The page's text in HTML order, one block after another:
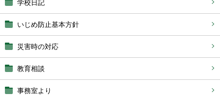
学校日記
いじめ防止基本方針
災害時の対応
教育相談
事務室より